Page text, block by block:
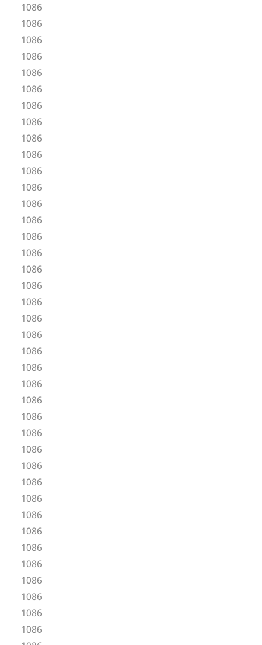
1086
1086
1086
1086
1086
1086
1086
1086
1086
1086
1086
1086
1086
1086
1086
1086
1086
1086
1086
1086
1086
1086
1086
1086
1086
1086
1086
1086
1086
1086
1086
1086
1086
1086
1086
1086
1086
1086
1086